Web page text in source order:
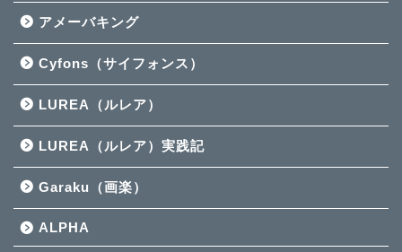
アメーバキング
Cyfons（サイフォンス）
LUREA（ルレア）
LUREA（ルレア）実践記
Garaku（画楽）
ALPHA